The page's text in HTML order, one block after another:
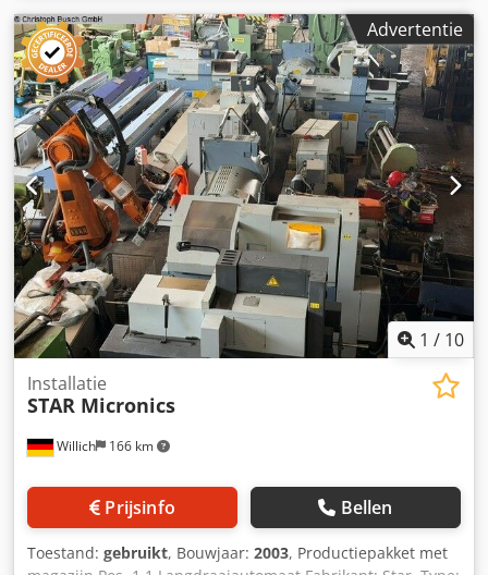
Advertentie
1 / 10
Willich 166 km
Installatie
STAR Micronics
Prijsinfo Bellen
Toestand: gebruikt, Bouwjaar: 2003, Productiepakket met